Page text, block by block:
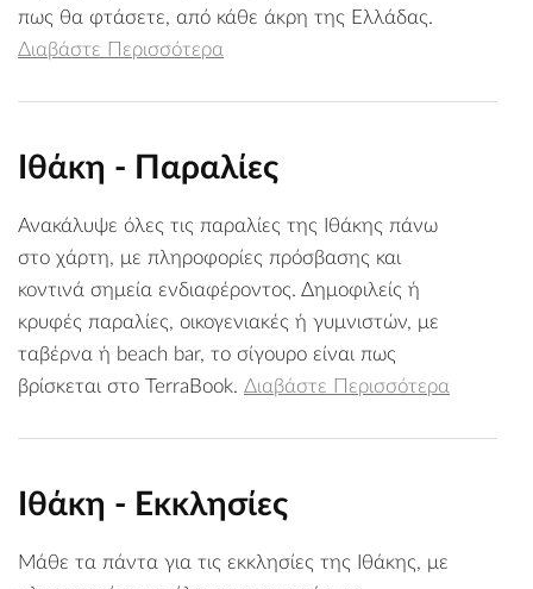
πως θα φτάσετε, από κάθε άκρη της Ελλάδας.
Διαβάστε Περισσότερα
Ιθάκη - Παραλίες
Ανακάλυψε όλες τις παραλίες της Ιθάκης πάνω
στο χάρτη, με πληροφορίες πρόσβασης και
κοντινά σημεία ενδιαφέροντος. Δημοφιλείς ή
κρυφές παραλίες, οικογενιακές ή γυμνιστών, με
ταβέρνα ή beach bar, το σίγουρο είναι πως
βρίσκεται στο TerraBook. Διαβάστε Περισσότερα
Ιθάκη - Εκκλησίες
Μάθε τα πάντα για τις εκκλησίες της Ιθάκης, με